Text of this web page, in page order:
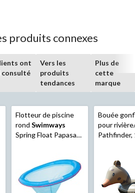
produits connexes
ont
consulté
Vers les
produits
tendances
Plus de
cette
marque
Flotteur de piscine
rond Swimways
Spring Float Papasan,
Bouée
pour
Pathfinder,